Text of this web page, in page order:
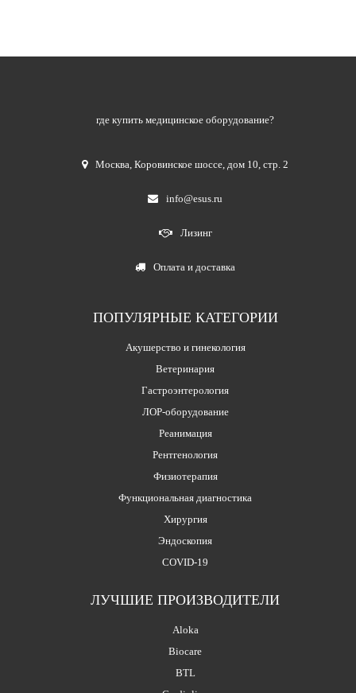
где купить медицинское оборудование?
Москва ,Коровинское шоссе, дом 10, стр. 2
info@esus.ru
Лизинг
Оплата и доставка
ПОПУЛЯРНЫЕ КАТЕГОРИИ
Акушерство и гинекология
Ветеринария
Гастроэнтерология
ЛОР-оборудование
Реанимация
Рентгенология
Физиотерапия
Функциональная диагностика
Хирургия
Эндоскопия
COVID-19
ЛУЧШИЕ ПРОИЗВОДИТЕЛИ
Aloka
Biocare
BTL